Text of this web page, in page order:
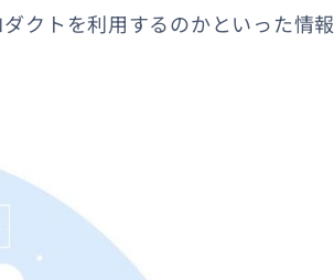
クトを利用するのかといった情報